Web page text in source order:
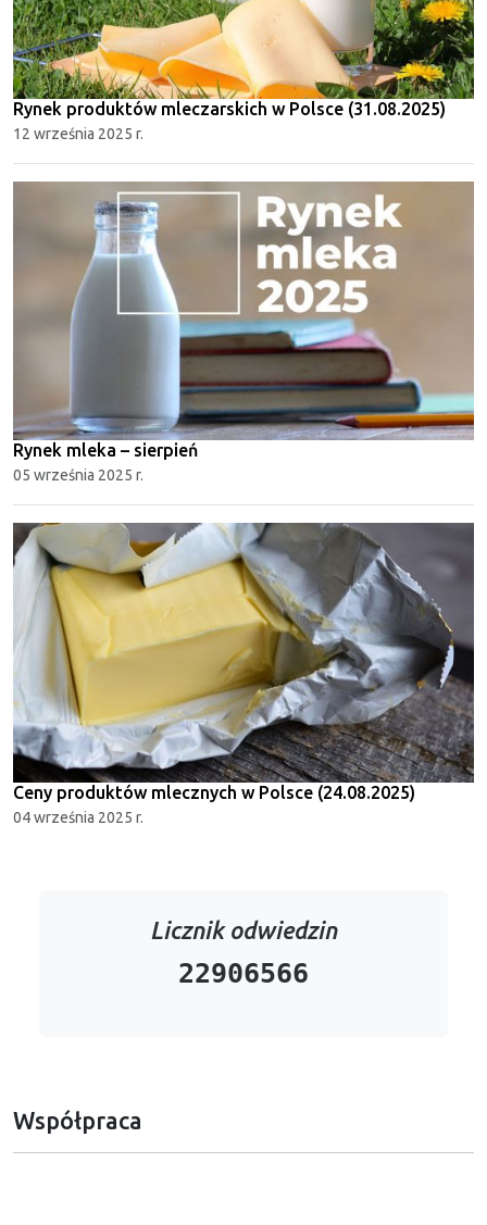
Rynek produktów mleczarskich w Polsce (31.08.2025)
12 września 2025 r.
Rynek mleka – sierpień
05 września 2025 r.
Ceny produktów mlecznych w Polsce (24.08.2025)
04 września 2025 r.
Licznik odwiedzin
22906566
Współpraca